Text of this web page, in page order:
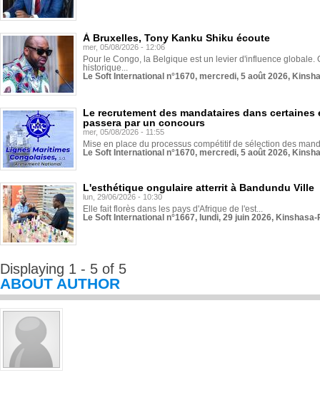
À Bruxelles, Tony Kanku Shiku écoute
mer, 05/08/2026 - 12:06
Pour le Congo, la Belgique est un levier d'influence globale.
historique...
Le Soft International n°1670, mercredi, 5 août 2026,
Le recrutement des mandataires dans
passera par un concours
mer, 05/08/2026 - 11:55
Mise en place du processus compétitif de sélection des
Le Soft International n°1670, mercredi, 5 août 2026,
L'esthétique ongulaire atterrit à Bandundu Ville
lun, 29/06/2026 - 10:30
Elle fait florès dans les pays d'Afrique de l'est...
Le Soft International n°1667, lundi, 29 juin 2026,
Displaying 1 - 5 of 5
ABOUT AUTHOR